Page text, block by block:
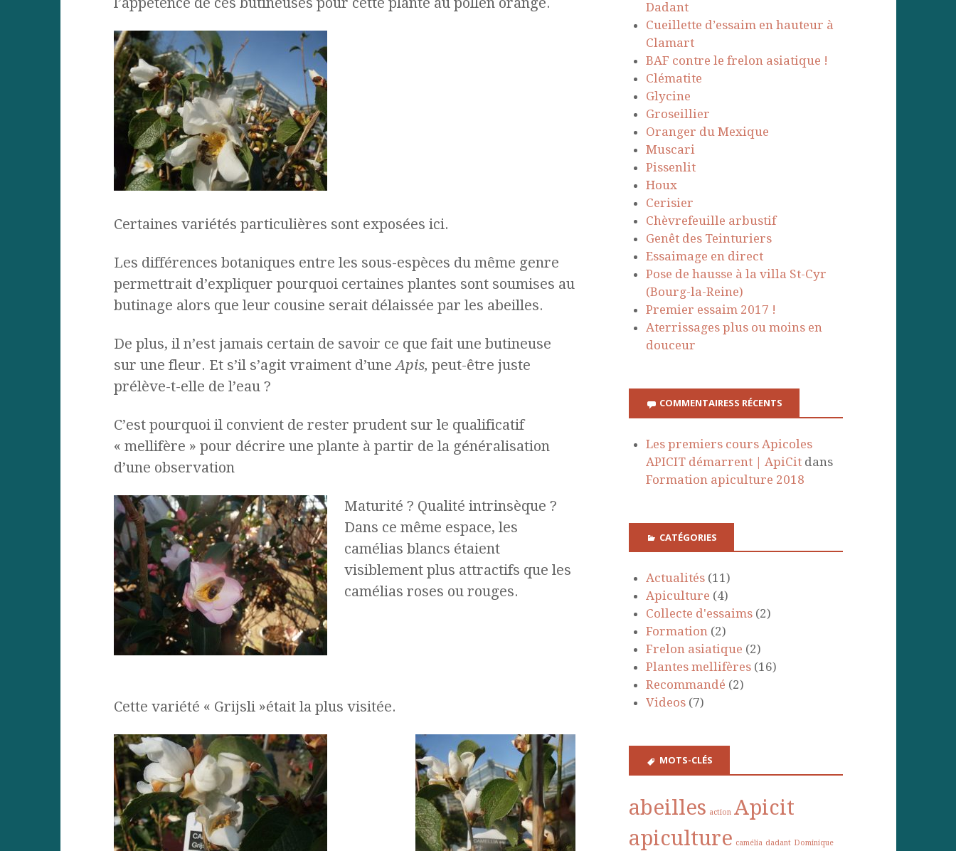
Certaines variétés particulières sont exposées ici.
Les différences botaniques entre les sous-espèces du même genre
permettrait d’expliquer pourquoi certaines plantes sont soumises au
butinage alors que leur cousine serait délaissée par les abeilles.
De plus, il n’est jamais certain de savoir ce que fait une butineuse
sur une fleur. Et s’il s’agit vraiment d’uneApis, peut-être juste
prélève-t-elle de l’eau ?
C’est pourquoi il convient de rester prudent sur le qualificatif
« mellifère » pour décrire une plante à partir de la généralisation
d’une observation
Maturité ? Qualité intrinsèque ?
Dans ce même espace, les
camélias blancs étaient
visiblement plus attractifs que les
camélias roses ou rouges.
Cette variété « Grijsli »était la plus visitée.
Dadant
Cueillette d’essaim en hauteur à
Clamart
BAF contre le frelon asiatique !
Clématite
Glycine
Groseillier
Oranger du Mexique
Muscari
Pissenlit
Houx
Cerisier
Chèvrefeuille arbustif
Genêt des Teinturiers
Essaimage en direct
Pose de hausse à la villa St-Cyr
(Bourg-la-Reine)
Premier essaim 2017 !
Aterrissages plus ou moins en
douceur
COMMENTAIRESS RÉCENTS
Les premiers cours Apicoles
APICIT démarrent | ApiCit dans
Formation apiculture 2018
CATÉGORIES
Actualités (11)
Apiculture (4)
Collecte d'essaims (2)
Formation (2)
Frelon asiatique (2)
Plantes mellifères (16)
Recommandé (2)
Videos (7)
MOTS-CLÉS
abeilles action Apicit
apiculture camélia dadant Dominique